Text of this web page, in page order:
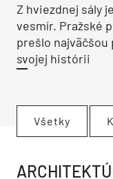
Z hviezdnej sály
vesmír. Pražské
prešlo najväčšou
svojej histórii
Všetky